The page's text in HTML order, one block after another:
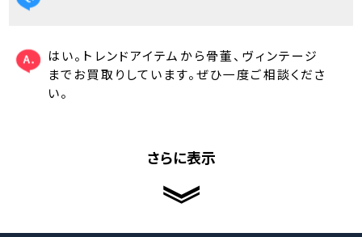
はい。トレンドアイテムから骨董、ヴィンテージ
までお買取りしています。ぜひ一度ご相談くださ
い。
さらに表示